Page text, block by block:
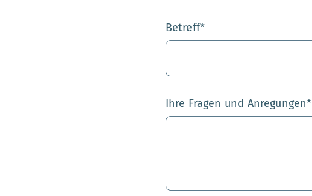
Betreff*
Ihre Fragen und Anregungen*